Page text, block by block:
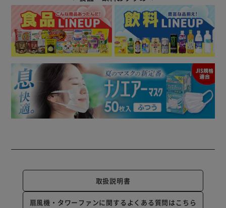
取扱説明書
扇風機・タワーファンに関するよくある質問はこちら